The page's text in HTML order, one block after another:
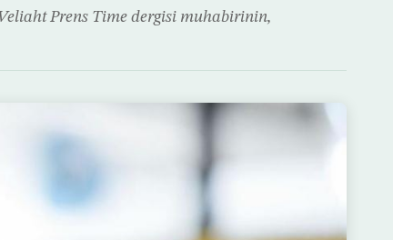
Prens Time dergisi muhabirinin,